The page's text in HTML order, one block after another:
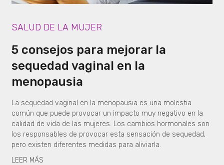
SALUD DE LA MUJER
5 consejos para mejorar la
sequedad vaginal en la
menopausia
La sequedad vaginal en la menopausia es una molestia
común que puede provocar un impacto muy negativo en la
calidad de vida de las mujeres. Los cambios hormonales son
los responsables de provocar esta sensación de sequedad,
pero existen diferentes medidas para aliviarla.
LEER MÁS